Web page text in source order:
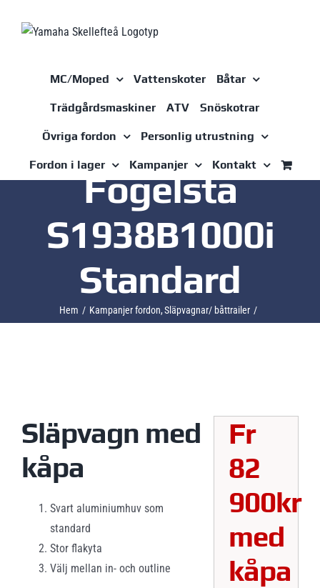
MC/Moped Vattenskoter Båtar
Trädgårdsmaskiner ATV Snöskotrar
Övriga fordon Personlig utrustning
Fordon i lager Kampanjer Kontakt
Fogelsta
S1938B1000i
Standard
Hem Kampanjer fordon Släpvagnar/ båttrailer
Släpvagn med
kåpa
Svart aluminiumhuv som
standard
Stor flakyta
Välj mellan in- och outline
Fr
82
900kr
med
kåpa